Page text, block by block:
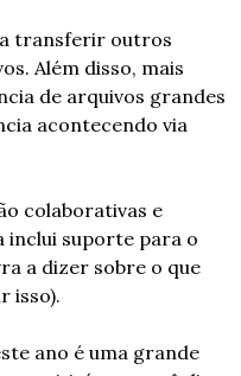
transferir outros
Além disso, mais
de arquivos grandes
acontecendo via
colaborativas e
inclui suporte para o
a dizer sobre o que
isso).
ano é uma grande